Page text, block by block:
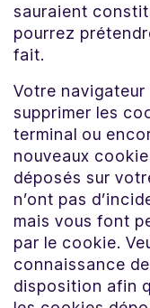
sauraient
pourrez
fait.
Votre navigateur
supprimer les
terminal ou
nouveaux
déposés sur
n’ont pas
mais vous font
par le cookie.
connaissance
disposition afin